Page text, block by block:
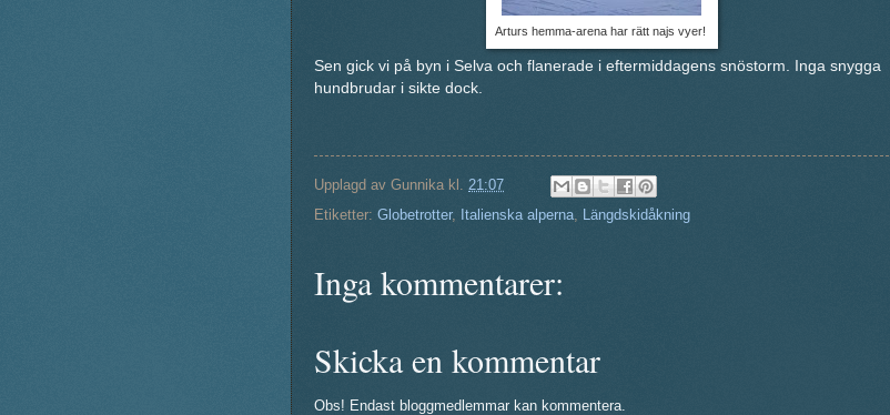
Arturs hemma-arena har rätt najs vyer!
Sen gick vi på byn i Selva och flanerade i eftermiddagens snöstorm. Inga snygga
hundbrudar i sikte dock.
Upplagd av Gunnika kl. 21:07
Etiketter: Globetrotter, Italienska alperna Längdskidåkning
Inga kommentarer:
Skicka en kommentar
Obs! Endast bloggmedlemmar kan kommentera.